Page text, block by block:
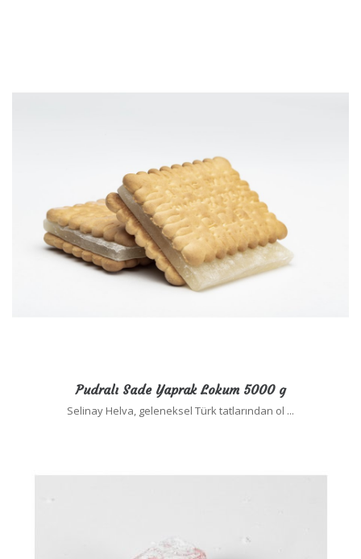
Pudralı Sade Yaprak Lokum 5000 g
Selinay Helva, geleneksel Türk tatlarından ol ...